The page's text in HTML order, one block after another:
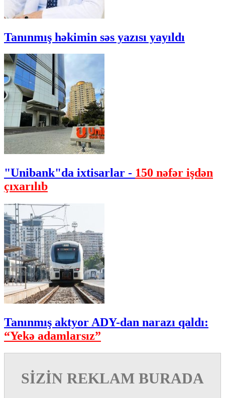
Tanınmış həkimin səs yazısı yayıldı
"Unibank"da ixtisarlar - 150 nəfər işdən
çıxarılıb
Tanınmış aktyor ADY-dan narazı qaldı:
“Yekə adamlarsız”
SİZİN REKLAM BURADA